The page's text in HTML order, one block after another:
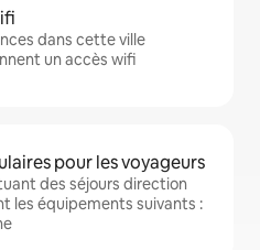
dans cette ville
un accès wifi
pour les voyageurs
des séjours direction
les équipements suivants :